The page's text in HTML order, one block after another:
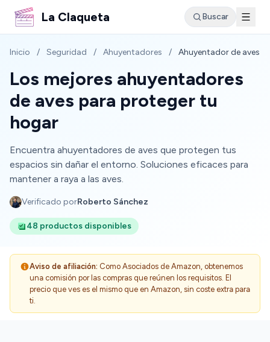
La Claqueta Buscar
Inicio / Seguridad / Ahuyentadores / Ahuyentador de aves
Los mejores ahuyentadores
de aves para proteger tu
hogar
Encuentra ahuyentadores de aves que protegen tus
espacios sin dañar el entorno. Soluciones eficaces para
mantener a raya a las aves.
Verificado porRoberto Sánchez
48 productos disponibles
Aviso de afiliación: Como Asociados de Amazon, obtenemos
una comisión por las compras que reúnen los requisitos. El
precio que ves es el mismo que en Amazon, sin coste extra para
ti.